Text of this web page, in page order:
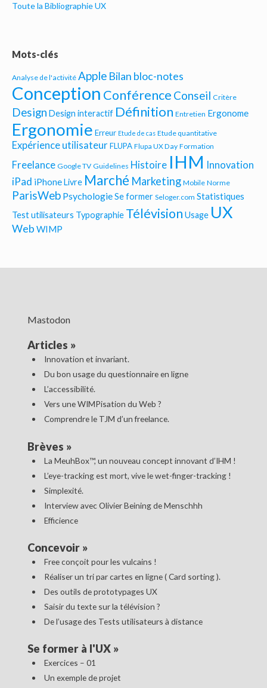
Toute la Bibliographie UX
Mots-clés
Analyse de l'activité Apple Bilan bloc-notes
Conception Conférence Conseil Critère
Design Design interactif Définition Entretien Ergonome
Ergonomie Erreur Etude de cas Etude quantitative
Expérience utilisateur FLUPA Flupa UX Day Formation
Freelance Google TV Guidelines Histoire IHM Innovation
iPad iPhoneLivre Marché Marketing Mobile Norme
ParisWeb PsychologieSe former Seloger.com Statistiques
Test utilisateurs Typographie Télévision Usage UX
Web WIMP
Mastodon
Articles »
Innovation et invariant.
Du bon usage du questionnaire en ligne
L’accessibilité.
Vers une WIMPisation du Web ?
Comprendre le TJM d’un freelance.
Brèves »
La MeuhBox™, un nouveau concept innovant d’IHM !
L’eye-tracking est mort, vive le wet-finger-tracking !
Simplexité.
Interview avec Olivier Beining de Menschhh
Efficience
Concevoir»
Free conçoit pour les vulcains !
Réaliser un tri par cartes en ligne ( Card sorting ).
Des outils de prototypages UX
Saisir du texte sur la télévision ?
De l’usage des Tests utilisateurs à distance
Se former à l'UX»
Exercices – 01
Un exemple de projet